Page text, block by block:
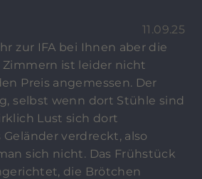
11.09.25
zur IFA bei Ihnen aber die
ist leider nicht
Preis angemessen. Der
selbst wenn dort Stühle sind
Lust sich dort
Geländer verdreckt, also
sich nicht. Das Frühstück
die Brötchen